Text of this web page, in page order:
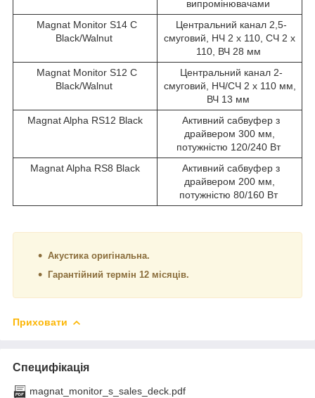
випромінювачами
Magnat Monitor S14 C
Black/Walnut
Центральний канал 2,5-
смуговий, НЧ 2 х 110, СЧ 2 х
110, ВЧ 28 мм
Magnat Monitor S12 C
Black/Walnut
Центральний канал 2-
смуговий, НЧ/СЧ 2 х 110 мм,
ВЧ 13 мм
Magnat Alpha RS12 Black
Активний сабвуфер з
драйвером 300 мм,
потужністю 120/240 Вт
Magnat Alpha RS8 Black
Активний сабвуфер з
драйвером 200 мм,
потужністю 80/160 Вт
Акустика оригінальна.
Гарантійний термін 12 місяців.
Приховати
Специфікація
magnat_monitor_s_sales_deck.pdf